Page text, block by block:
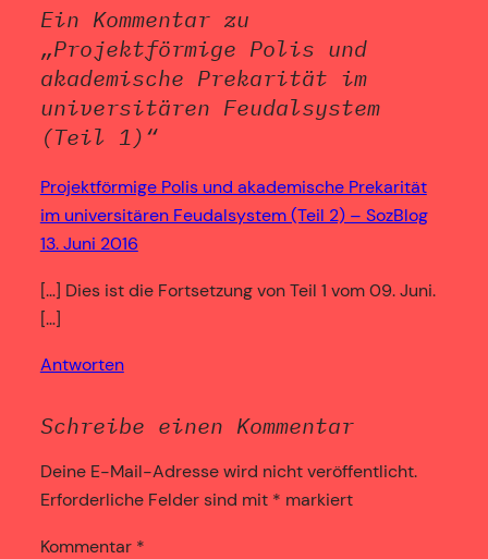
Ein Kommentar zu
„Projektförmige Polis und
akademische Prekarität im
universitären Feudalsystem
(Teil 1)“
Projektförmige Polis und akademische Prekarität
im universitären Feudalsystem (Teil 2) – SozBlog
13. Juni 2016
[…] Dies ist die Fortsetzung von Teil 1 vom 09. Juni.
[…]
Antworten
Schreibe einen Kommentar
Deine E-Mail-Adresse wird nicht veröffentlicht.
Erforderliche Felder sind mit * markiert
Kommentar *